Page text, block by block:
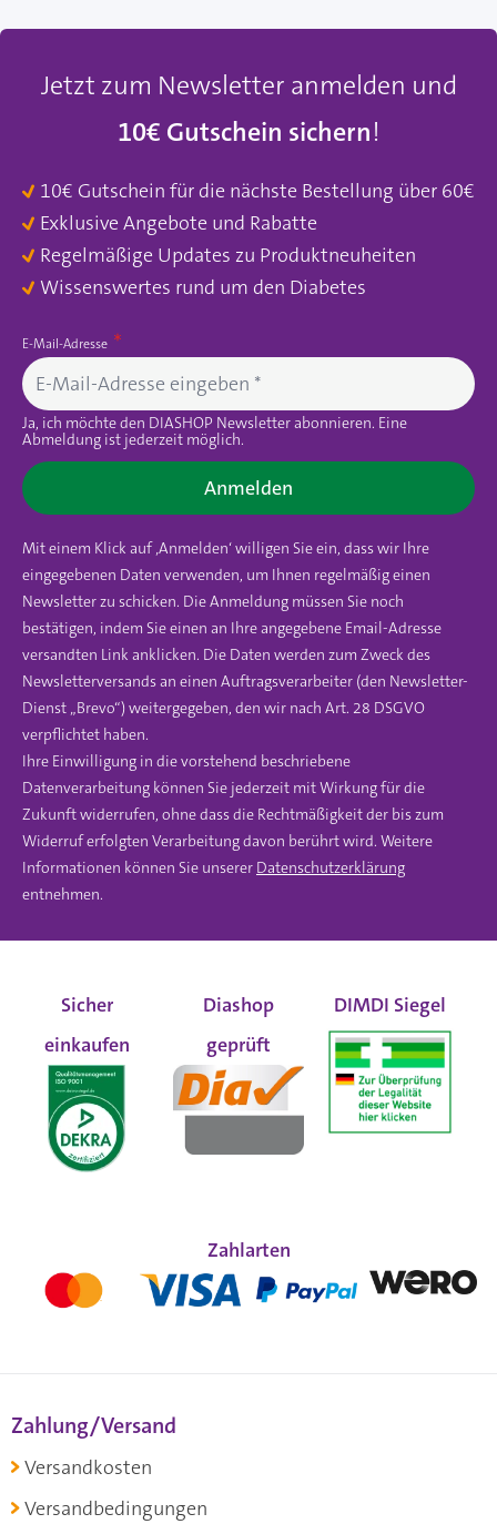
Jetzt zum Newsletter anmelden und
10€ Gutschein sichern!
10€ Gutschein für die nächste Bestellung über 60€
Exklusive Angebote und Rabatte
Regelmäßige Updates zu Produktneuheiten
Wissenswertes rund um den Diabetes
E-Mail-Adresse
Ja, ich möchte den DIASHOP Newsletter abonnieren. Eine
Abmeldung ist jederzeit möglich.
Anmelden
Mit einem Klick auf ‚Anmelden‘ willigen Sie ein, dass wir Ihre
eingegebenen Daten verwenden, um Ihnen regelmäßig einen
Newsletter zu schicken. Die Anmeldung müssen Sie noch
bestätigen, indem Sie einen an Ihre angegebene Email-Adresse
versandten Link anklicken. Die Daten werden zum Zweck des
Newsletterversands an einen Auftragsverarbeiter (den Newsletter-
Dienst „Brevo“) weitergegeben, den wir nach Art. 28 DSGVO
verpflichtet haben.
Ihre Einwilligung in die vorstehend beschriebene
Datenverarbeitung können Sie jederzeit mit Wirkung für die
Zukunft widerrufen, ohne dass die Rechtmäßigkeit der bis zum
Widerruf erfolgten Verarbeitung davon berührt wird. Weitere
Informationen können Sie unserer Datenschutzerklärung
entnehmen.
Sicher
einkaufen
Diashop
geprüft
DIMDI Siegel
Zahlarten
Zahlung/Versand
Versandkosten
Versandbedingungen